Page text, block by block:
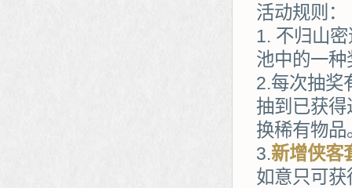
活动规则：
1. 不归山
池中的一
2.每次抽奖
抽到已获
换稀有物品
3.新增侠客
如意只可获